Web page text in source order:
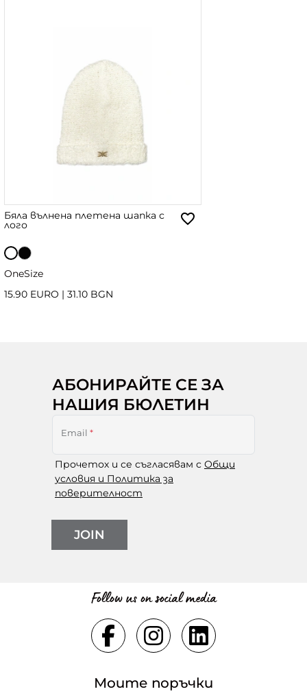
Бяла вълнена плетена шапка с
лого
OneSize
15.90 EURO | 31.10 BGN
АБОНИРАЙТЕ СЕ ЗА
НАШИЯ БЮЛЕТИН
Email *
Прочетох и се съгласявам с Общи
условия и Политика за
поверителност
JOIN
Follow us on social media
Моите поръчки